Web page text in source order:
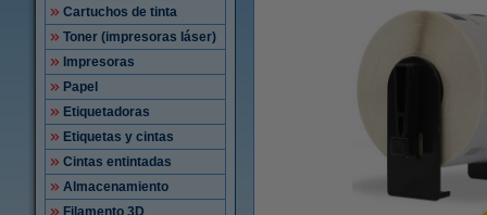
Cartuchos de tinta
Toner (impresoras láser)
Impresoras
Papel
Etiquetadoras
Etiquetas y cintas
Cintas entintadas
Almacenamiento
Filamento 3D